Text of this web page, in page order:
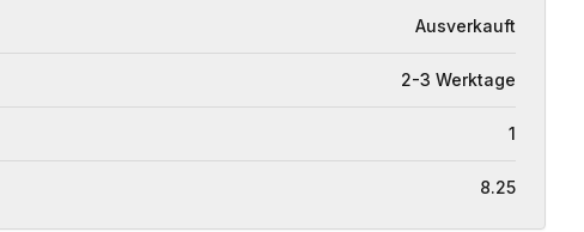
Ausverkauft
2-3 Werktage
1
8.25